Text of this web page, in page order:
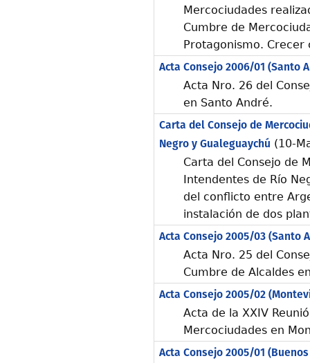
Mercociudades
Cumbre de
Protagonismo. Crecer
Acta Consejo 2006/01 (Santo
Acta Nro. 26 del
en Santo André.
Carta del Consejo de
Negro y Gualeguaychú (10-
Carta del Consejo de
Intendentes de Río
del conflicto entre
instalación de dos
Acta Consejo 2005/03 (Santo
Acta Nro. 25 del
Cumbre de Alcaldes
Acta Consejo 2005/02
Acta de la XXIV
Mercociudades en
Acta Consejo 2005/01